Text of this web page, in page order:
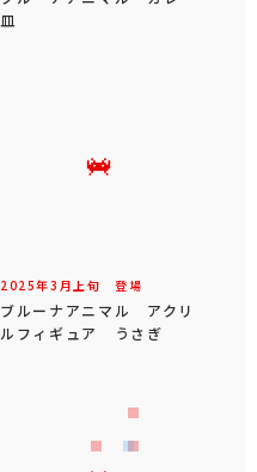
皿
2025年3 月 上旬 登場
ブルーナアニマル アクリ
ルフィギュア うさぎ